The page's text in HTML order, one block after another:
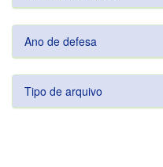
Ano de defesa
Tipo de arquivo